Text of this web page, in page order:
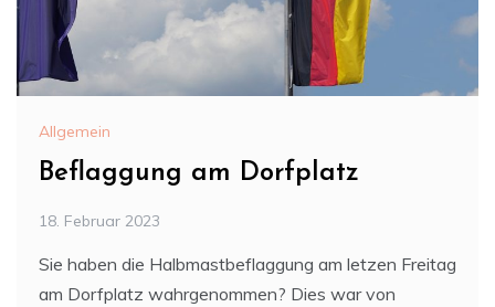
Allgemein
Beflaggung am Dorfplatz
18. Februar 2023
Sie haben die Halbmastbeflaggung am letzen Freitag
am Dorfplatz wahrgenommen? Dies war von